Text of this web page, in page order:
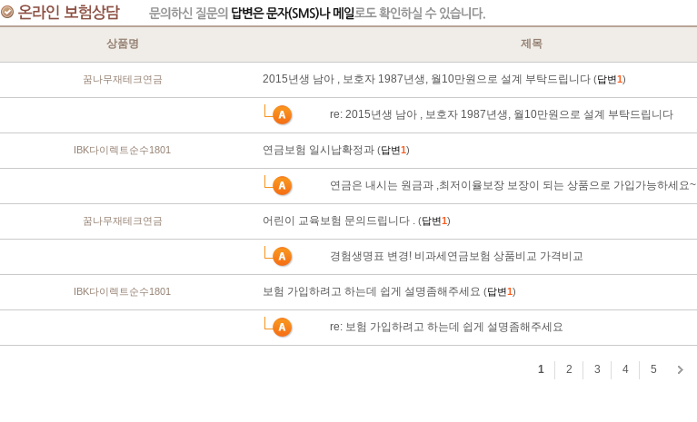
상품명 제목
꿈나무재테크연금 2015년생 남아 , 보호자 1987년생, 월10만원으로 설계 부탁드립니다 (답변1)
re: 2015년생 남아 , 보호자 1987년생, 월10만원으로 설계 부탁드립니다
IBK다이렉트순수1801 연금보험 일시납확정과 (답변1)
연금은 내시는 원금과 ,최저이율보장 보장이 되는 상품으로 가입가능하세요~
꿈나무재테크연금 어린이 교육보험 문의드립니다 . (답변1)
경험생명표 변경! 비과세연금보험 상품비교 가격비교
IBK다이렉트순수1801 보험 가입하려고 하는데 쉽게 설명좀해주세요 (답변1)
re: 보험 가입하려고 하는데 쉽게 설명좀해주세요
1 2 3 4 5